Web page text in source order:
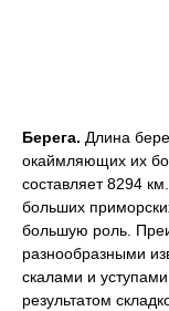
Берега. Длина
окаймляющих их
составляет 8294
больших
большую роль.
разнообразными
скалами и
результатом